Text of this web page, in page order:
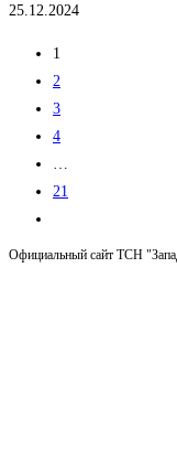
25.12.2024
1
2
3
4
21
Официальный сайт ТСН